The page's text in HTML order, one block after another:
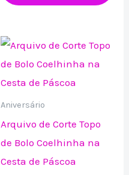
Aniversário
Arquivo de Corte Topo
de Bolo Coelhinha na
Cesta de Páscoa